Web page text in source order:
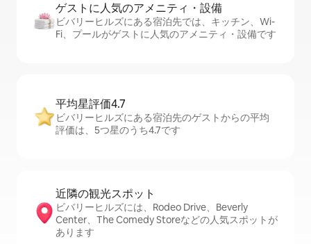
ゲストに人⁠気⁠のア⁠メ⁠ニ⁠テ⁠ィ・設⁠備
ビバリーヒルズにある宿泊先では、キッチン、Wi-
Fi、プールがゲストに人気のアメニティ・設備です
平均星評価4.7
ビバリーヒルズにある宿泊先のゲストからの平均
評価は、5つ星のうち4.7です
近隣の観光ス⁠ポ⁠ッ⁠ト
ビバリーヒルズには、Rodeo Drive、Beverly
Center、The Comedy Storeなどの人気スポットが
あります